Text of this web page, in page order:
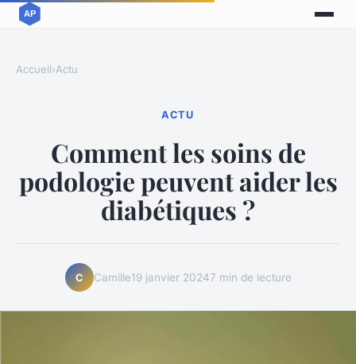
Accueil›Actu
ACTU
Comment les soins de
podologie peuvent aider les
diabétiques ?
C Camille19 janvier 20247 min de lecture